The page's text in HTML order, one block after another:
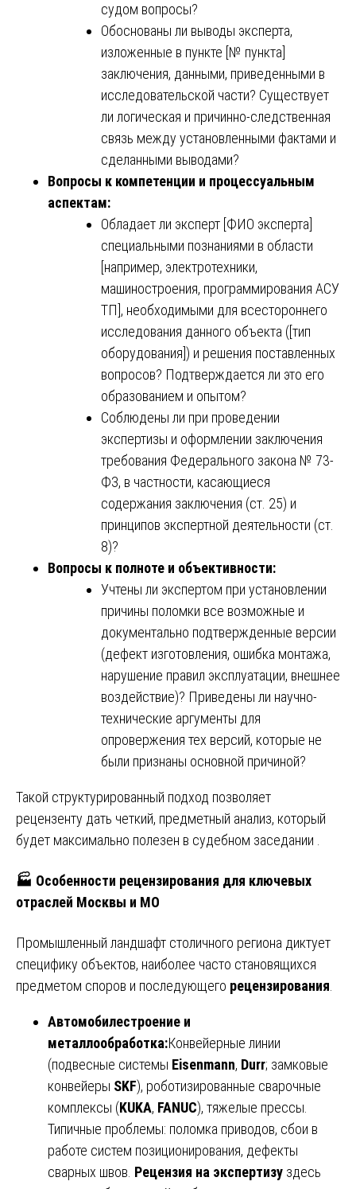
судом вопросы?
Обоснованы ли выводы эксперта,
изложенные в пункте [№ пункта]
заключения, данными, приведенными в
исследовательской части? Существует
ли логическая и причинно-следственная
связь между установленными фактами и
сделанными выводами?
Вопросы к компетенции и процессуальным
аспектам:
Обладает ли эксперт [ФИО эксперта]
специальными познаниями в области
[например, электротехники,
машиностроения, программирования АСУ
ТП], необходимыми для всестороннего
исследования данного объекта ([тип
оборудования]) и решения поставленных
вопросов? Подтверждается ли это его
образованием и опытом?
Соблюдены ли при проведении
экспертизы и оформлении заключения
требования Федерального закона № 73-
ФЗ, в частности, касающиеся
содержания заключения (ст. 25) и
принципов экспертной деятельности (ст.
8)?
Вопросы к полноте и объективности:
Учтены ли экспертом при установлении
причины поломки все возможные и
документально подтвержденные версии
(дефект изготовления, ошибка монтажа,
нарушение правил эксплуатации, внешнее
воздействие)? Приведены ли научно-
технические аргументы для
опровержения тех версий, которые не
были признаны основной причиной?
Такой структурированный подход позволяет
рецензенту дать четкий, предметный анализ, который
будет максимально полезен в судебном заседании .
🏭 Особенности рецензирования для ключевых
отраслей Москвы и МО
Промышленный ландшафт столичного региона диктует
специфику объектов, наиболее часто становящихся
предметом споров и последующего рецензирования.
Автомобилестроение и
металлообработка:Конвейерные линии
(подвесные системы Eisenmann, Durr; замковые
конвейеры SKF), роботизированные сварочные
комплексы (KUKA, FANUC), тяжелые прессы.
Типичные проблемы: поломка приводов, сбои в
работе систем позиционирования, дефекты
сварных швов. Рецензия на экспертизу здесь